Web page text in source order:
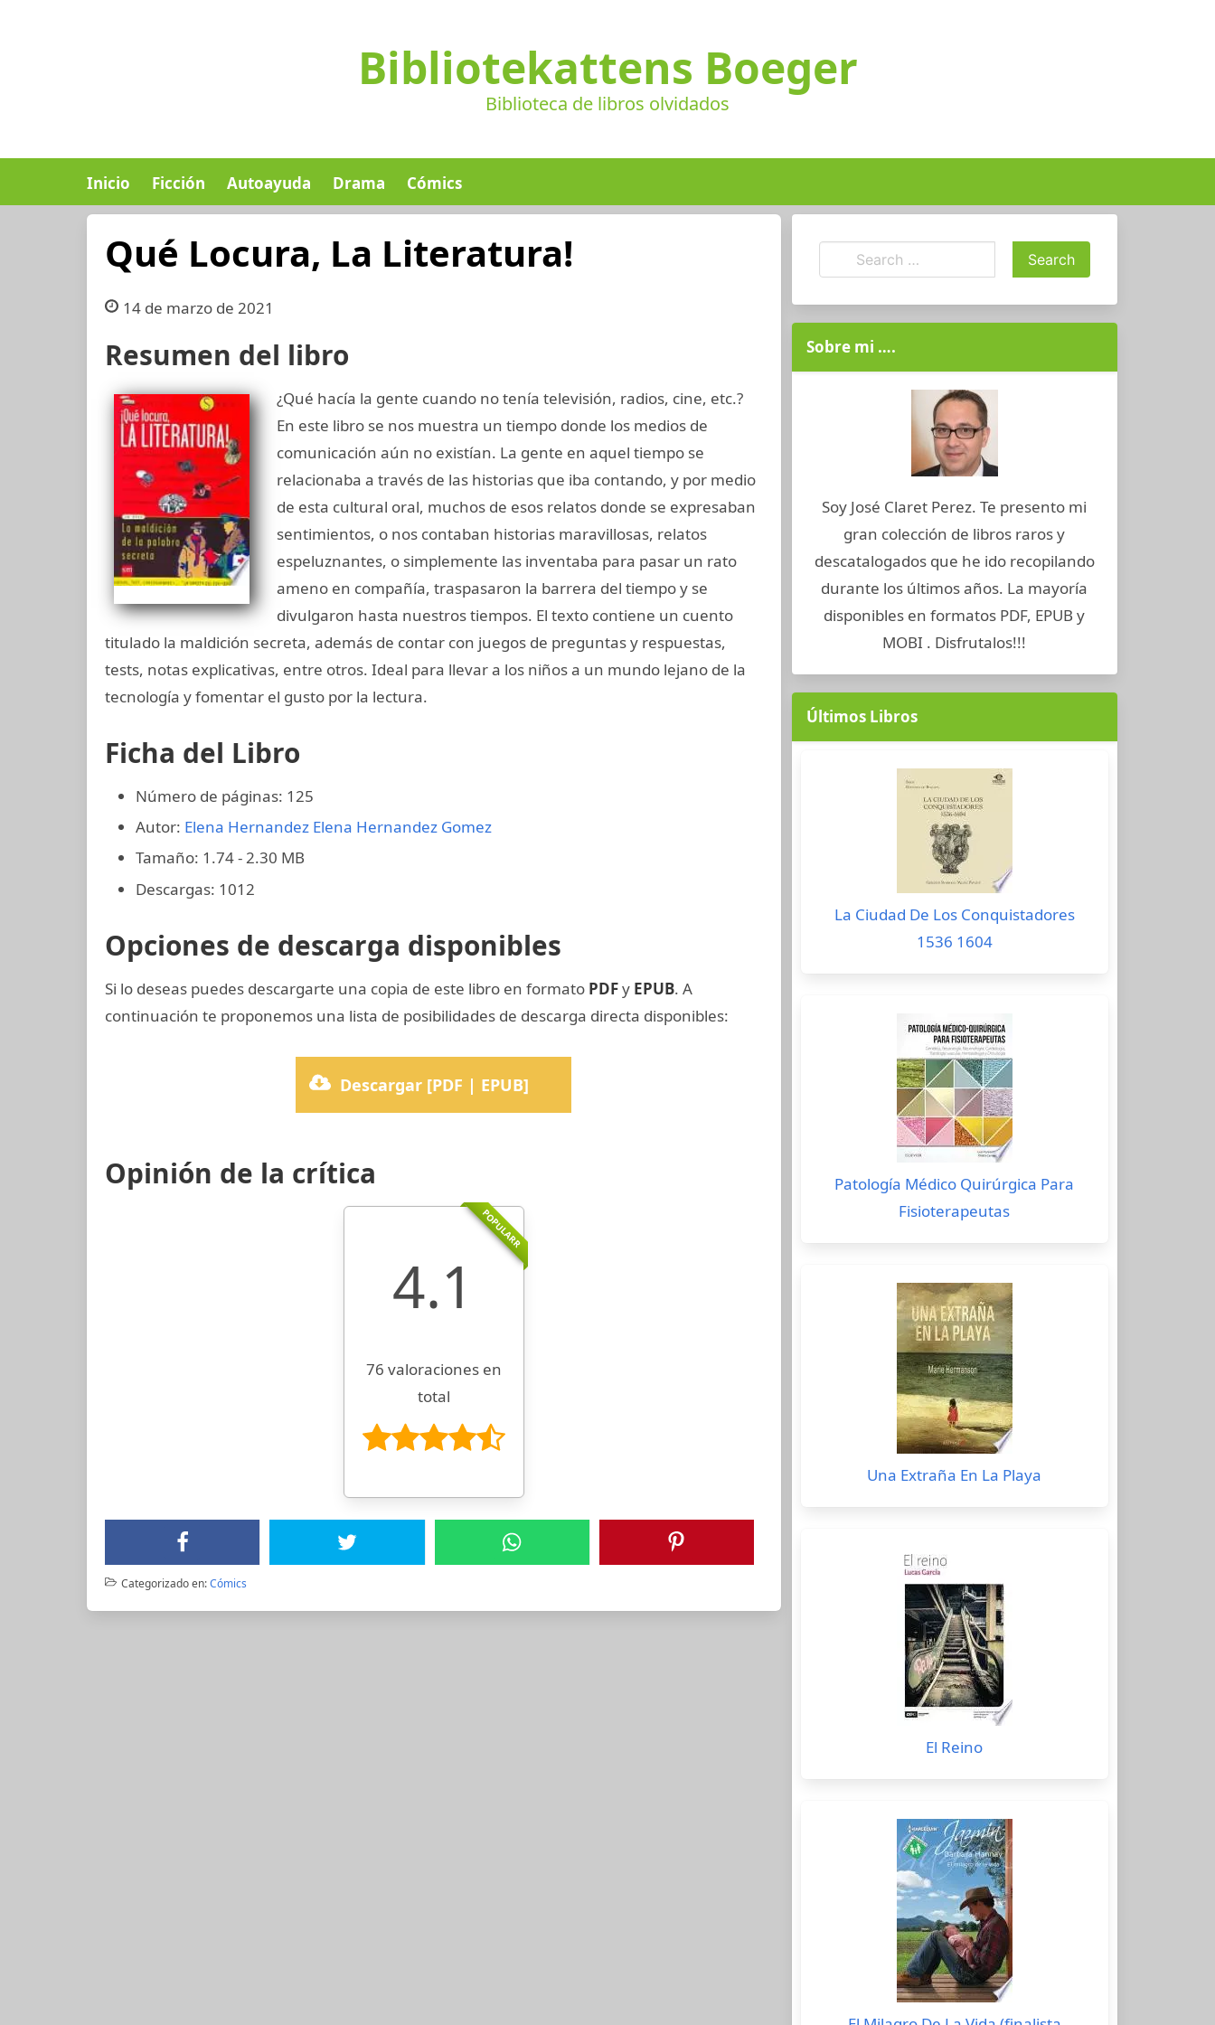
Bibliotekattens Boeger
Biblioteca de libros olvidados
Inicio Ficción Autoayuda Drama Cómics
Qué Locura, La Literatura!
14 de marzo de 2021
Resumen del libro
¿Qué hacía la gente cuando no tenía televisión, radios, cine, etc.?
En este libro se nos muestra un tiempo donde los medios de
comunicación aún no existían. La gente en aquel tiempo se
relacionaba a través de las historias que iba contando, y por medio
de esta cultural oral, muchos de esos relatos donde se expresaban
sentimientos, o nos contaban historias maravillosas, relatos
espeluznantes, o simplemente las inventaba para pasar un rato
ameno en compañía, traspasaron la barrera del tiempo y se
divulgaron hasta nuestros tiempos. El texto contiene un cuento
titulado la maldición secreta, además de contar con juegos de preguntas y respuestas,
tests, notas explicativas, entre otros. Ideal para llevar a los niños a un mundo lejano de la
tecnología y fomentar el gusto por la lectura.
Ficha del Libro
Número de páginas: 125
Autor: Elena Hernandez Elena Hernandez Gomez
Tamaño: 1.74 - 2.30 MB
Descargas: 1012
Opciones de descarga disponibles
Si lo deseas puedes descargarte una copia de este libro en formato PDFy EPUB. A
continuación te proponemos una lista de posibilidades de descarga directa disponibles:
Descargar [PDF | EPUB]
Opinión de la crítica
POPULARR
4.1
76 valoraciones en
total
Categorizado en:Cómics
Sobre mi ….
Soy José Claret Perez. Te presento mi
gran colección de libros raros y
descatalogados que he ido recopilando
durante los últimos años. La mayoría
disponibles en formatos PDF, EPUB y
MOBI . Disfrutalos!!!
Últimos Libros
La Ciudad De Los Conquistadores
1536 1604
Patología Médico Quirúrgica Para
Fisioterapeutas
Una Extraña En La Playa
El Reino